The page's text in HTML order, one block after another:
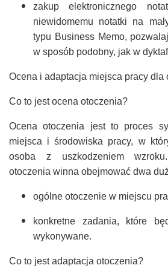
zakup elektronicznego
niewidomemu notatki na
typu Business Memo,
w sposób podobny, jak w
Ocena i adaptacja miejsca pracy dla
Co to jest ocena otoczenia?
Ocena otoczenia jest to proces
miejsca i środowiska pracy, w
osoba z uszkodzeniem
otoczenia winna obejmować dwa
ogólne otoczenie w miejscu
konkretne zadania, które
wykonywane.
Co to jest adaptacja otoczenia?